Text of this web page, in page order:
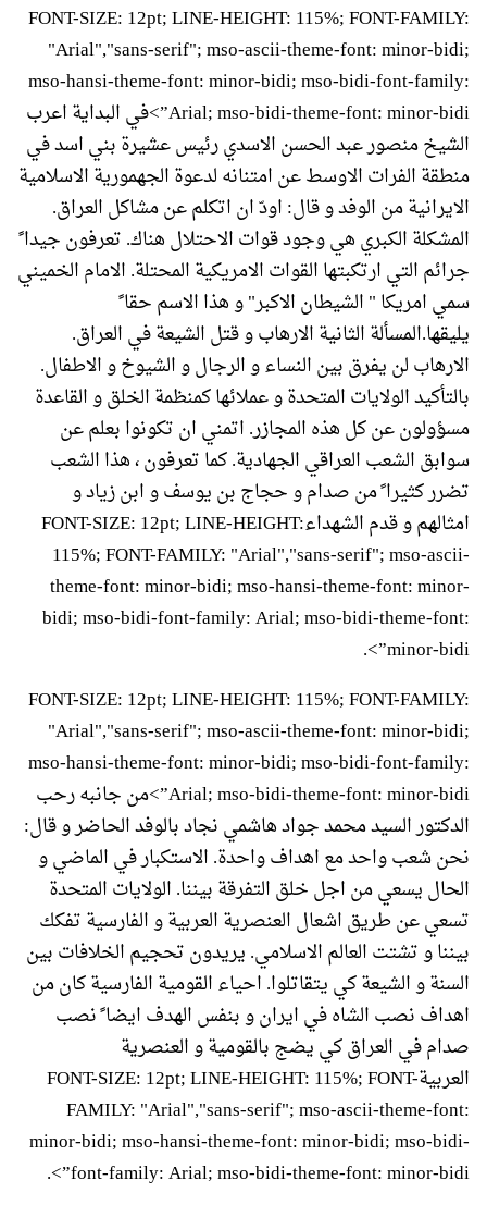
FONT-SIZE: 12pt; LINE-HEIGHT: 115%; FONT-FAMILY:
"Arial","sans-serif"; mso-ascii-theme-font: minor-bidi;
mso-hansi-theme-font: minor-bidi; mso-bidi-font-family:
Arial; mso-bidi-theme-font: minor-bidi”>في البداية اعرب
الشيخ منصور عبد الحسن الاسدي رئيس عشيرة بني اسد في
منطقة الفرات الاوسط عن امتنانه لدعوة الجهمورية الاسلامية
الايرانية من الوفد و قال: اودّ ان اتكلم عن مشاكل العراق.
المشكلة الكبري هي وجود قوات الاحتلال هناك. تعرفون جيدا ً
جرائم التي ارتكبتها القوات الامريكية المحتلة. الامام الخميني
سمي امريكا " الشيطان الاكبر" و هذا الاسم حقا ً
يليقها.المسألة الثانية الارهاب و قتل الشيعة في العراق.
الارهاب لن يفرق بين النساء و الرجال و الشيوخ و الاطفال.
بالتأكيد الولايات المتحدة و عملائها كمنظمة الخلق و القاعدة
مسؤولون عن كل هذه المجازر. اتمني ان تكونوا بعلم عن
سوابق الشعب العراقي الجهادية. كما تعرفون ، هذا الشعب
تضرر كثيرا ً من صدام و حجاج بن يوسف و ابن زياد و
امثالهم و قدم الشهداءFONT-SIZE: 12pt; LINE-HEIGHT:
115%; FONT-FAMILY: "Arial","sans-serif"; mso-ascii-
theme-font: minor-bidi; mso-hansi-theme-font: minor-
bidi; mso-bidi-font-family: Arial; mso-bidi-theme-font:
minor-bidi”>.
FONT-SIZE: 12pt; LINE-HEIGHT: 115%; FONT-FAMILY:
"Arial","sans-serif"; mso-ascii-theme-font: minor-bidi;
mso-hansi-theme-font: minor-bidi; mso-bidi-font-family:
Arial; mso-bidi-theme-font: minor-bidi”>من جانبه رحب
الدكتور السيد محمد جواد هاشمي نجاد بالوفد الحاضر و قال:
نحن شعب واحد مع اهداف واحدة. الاستكبار في الماضي و
الحال يسعي من اجل خلق التفرقة بيننا. الولايات المتحدة
تسعي عن طريق اشعال العنصرية العربية و الفارسية تفكك
بيننا و تشتت العالم الاسلامي. يريدون تحجيم الخلافات بين
السنة و الشيعة كي يتقاتلوا. احياء القومية الفارسية كان من
اهداف نصب الشاه في ايران و بنفس الهدف ايضا ً نصب
صدام في العراق كي يضج بالقومية و العنصرية
العربيةFONT-SIZE: 12pt; LINE-HEIGHT: 115%; FONT-
FAMILY: "Arial","sans-serif"; mso-ascii-theme-font:
minor-bidi; mso-hansi-theme-font: minor-bidi; mso-bidi-
font-family: Arial; mso-bidi-theme-font: minor-bidi”>.